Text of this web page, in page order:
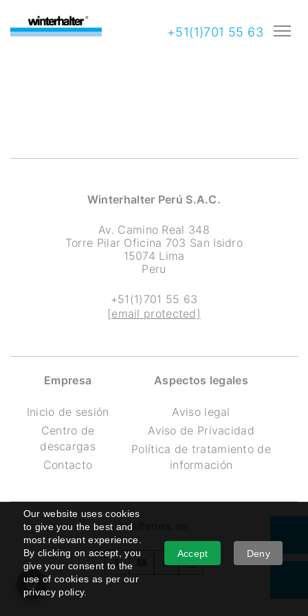
Our website uses cookies
to give you the best and
most relevant experience.
By clicking on accept, you
give your consent to the
use of cookies as per our
privacy policy.
Accept Deny
+51(1)701 55 63
Winterhalter Perú S.A.C.
Av. Camino Real 348
Torre Pilar Oficina 703 San Isidro
15074 Lima
Peru
+51(1)701 55 63
[email protected]
Empresa
Inicio de sesión
Centro de
descargas
Contacto
Aspectos legales
Aviso legal
Aviso de Privacidad
Política de tratamiento de
información
Visítenos en